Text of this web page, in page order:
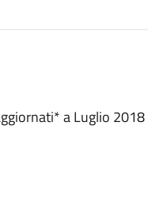
a Luglio 2018